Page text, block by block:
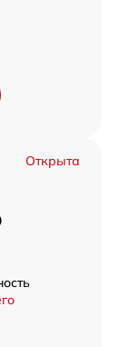
Открыта